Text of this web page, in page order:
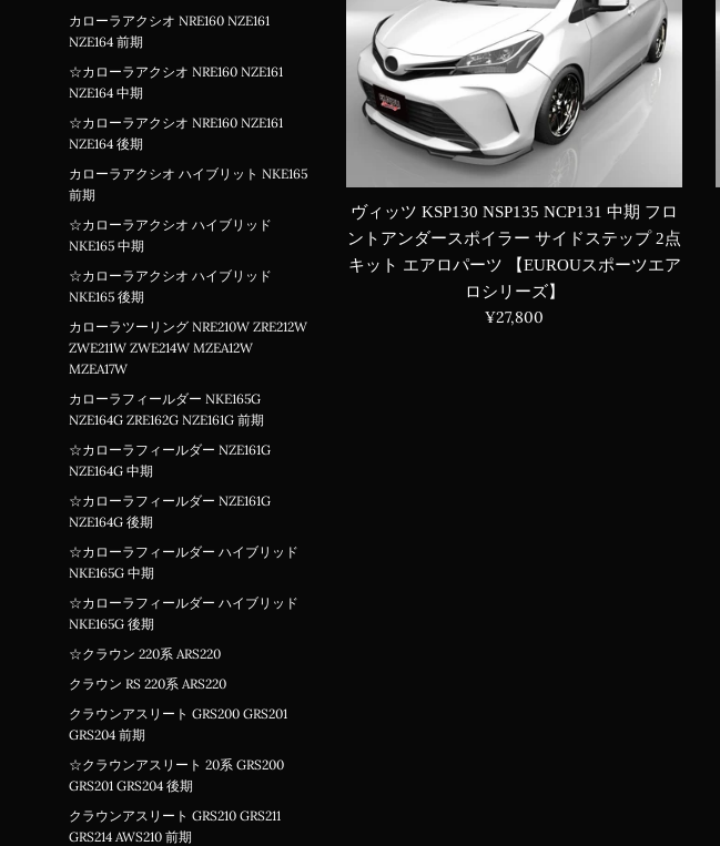
カローラアクシオ NRE160 NZE161
NZE164 前期
☆カローラアクシオ NRE160 NZE161
NZE164 中期
☆カローラアクシオ NRE160 NZE161
NZE164 後期
カローラアクシオ ハイブリット NKE165
前期
☆カローラアクシオ ハイブリッド
NKE165 中期
☆カローラアクシオ ハイブリッド
NKE165 後期
カローラツーリング NRE210W ZRE212W
ZWE211W ZWE214W MZEA12W
MZEA17W
カローラフィールダー NKE165G
NZE164G ZRE162G NZE161G 前期
☆カローラフィールダー NZE161G
NZE164G 中期
☆カローラフィールダー NZE161G
NZE164G 後期
☆カローラフィールダー ハイブリッド
NKE165G 中期
☆カローラフィールダー ハイブリッド
NKE165G 後期
☆クラウン 220系 ARS220
クラウン RS 220系 ARS220
クラウンアスリート GRS200 GRS201
GRS204 前期
☆クラウンアスリート 20系 GRS200
GRS201 GRS204 後期
クラウンアスリート GRS210 GRS211
GRS214 AWS210 前期
ヴィッツ KSP130 NSP135 NCP131 中期 フロ
ントアンダースポイラー サイドステップ 2点
キット エアロパーツ 【EUROUスポーツエア
ロシリーズ】
通
¥27,800